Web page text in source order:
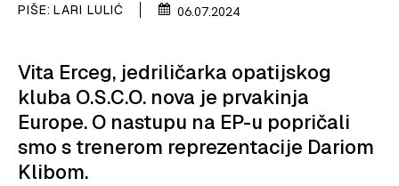
PIŠE: LARI LULIĆ 06.07.2024
Vita Erceg, jedriličarka opatijskog
kluba O.S.C.O. nova je prvakinja
Europe. O nastupu na EP-u popričali
smo s trenerom reprezentacije Dariom
Klibom.